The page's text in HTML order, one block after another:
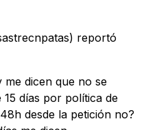
reportó
me dicen que no se
días por política de
desde la petición no?